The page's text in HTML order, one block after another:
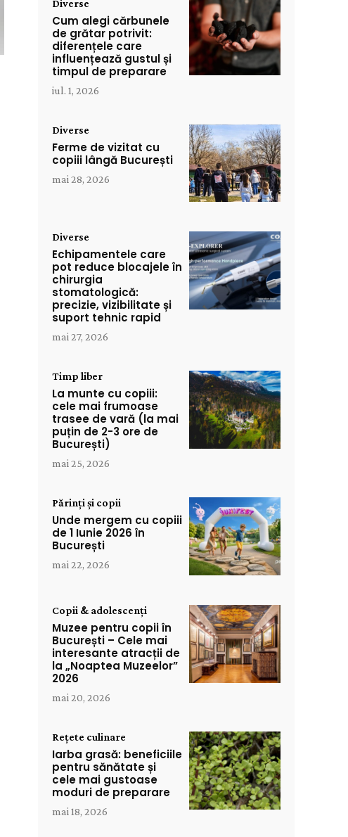
Diverse
Cum alegi cărbunele
de grătar potrivit:
diferențele care
influențează gustul și
timpul de preparare
iul. 1, 2026
Diverse
Ferme de vizitat cu
copiii lângă București
mai 28, 2026
Diverse
Echipamentele care
pot reduce blocajele în
chirurgia
stomatologică:
precizie, vizibilitate și
suport tehnic rapid
mai 27, 2026
Timp liber
La munte cu copiii:
cele mai frumoase
trasee de vară (la mai
puțin de 2-3 ore de
București)
mai 25, 2026
Părinți și copii
Unde mergem cu copiii
de 1 Iunie 2026 în
București
mai 22, 2026
Copii & adolescenți
Muzee pentru copii în
București – Cele mai
interesante atracții de
la „Noaptea Muzeelor”
2026
mai 20, 2026
Rețete culinare
Iarba grasă: beneficiile
pentru sănătate și
cele mai gustoase
moduri de preparare
mai 18, 2026